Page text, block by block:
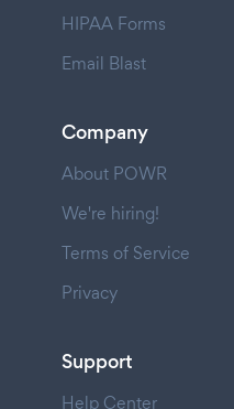
HIPAA Forms
Email Blast
Company
About POWR
We're hiring!
Terms of Service
Privacy
Support
Help Center